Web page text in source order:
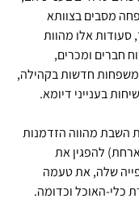
מסבים בצוותא
סעודות אלו מהוות
חברים ומכרים,
חדשות בקהילה,
בענייני דיומא.
השבת מהווה הזדמנות
להפגין את
שלה, את טעמה
כלי-האוכל וכדומה.